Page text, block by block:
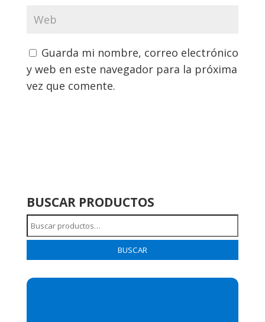
Guarda mi nombre, correo electrónico
y web en este navegador para la próxima
vez que comente.
BUSCAR PRODUCTOS
Buscar
por:
BUSCAR